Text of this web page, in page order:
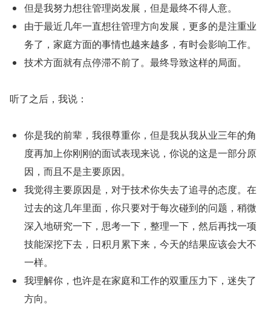
但是我努力想往管理岗发展，但是最终不得人意。
由于最近几年一直想往管理方向发展，更多的是注重业
务了，家庭方面的事情也越来越多，有时会影响工作。
技术方面就有点停滞不前了。最终导致这样的局面。
听了之后，我说：
你是我的前辈，我很尊重你，但是我从我从业三年的角
度再加上你刚刚的面试表现来说，你说的这是一部分原
因，而且不是主要原因。
我觉得主要原因是，对于技术你失去了追寻的态度。在
过去的这几年里面，你只要对于每次碰到的问题，稍微
深入地研究一下，思考一下，整理一下，然后再找一项
技能深挖下去，日积月累下来，今天的结果应该会大不
一样。
我理解你，也许是在家庭和工作的双重压力下，迷失了
方向。